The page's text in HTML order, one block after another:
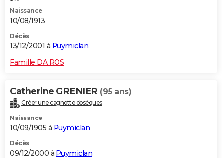
Naissance
10/08/1913
Décès
13/12/2001 à Puymiclan
Famille DA ROS
Catherine GRENIER (95 ans)
Créer une cagnotte obsèques
Naissance
10/09/1905 à Puymiclan
Décès
09/12/2000 à Puymiclan